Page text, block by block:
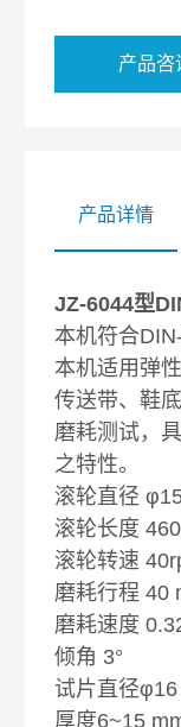
产品咨
产品详情
JZ-6044型
本机符合
本机适用弹
传送带、鞋
磨耗测试，
之特性。
滚轮直径
滚轮长度
滚轮转速
磨耗行程 40
磨耗速度
倾角 3°
试片直径φ16
厚度6~15